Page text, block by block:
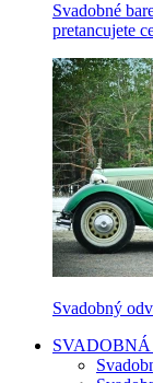
Svadobné
pretancujete
Svadobný